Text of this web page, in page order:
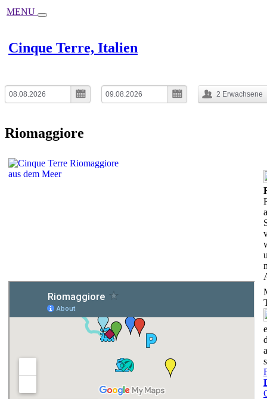
MENU
Cinque Terre, Italien
2 Erwachsene
Riomaggiore